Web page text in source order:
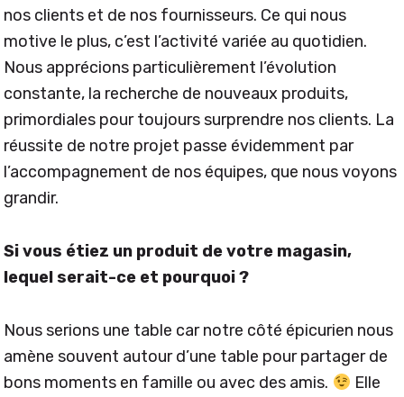
nos clients et de nos fournisseurs. Ce qui nous
motive le plus, c’est l’activité variée au quotidien.
Nous apprécions particulièrement l’évolution
constante, la recherche de nouveaux produits,
primordiales pour toujours surprendre nos clients. La
réussite de notre projet passe évidemment par
l’accompagnement de nos équipes, que nous voyons
grandir.
Si vous étiez un produit de votre magasin,
lequel serait-ce et pourquoi ?
Nous serions une table car notre côté épicurien nous
amène souvent autour d’une table pour partager de
bons moments en famille ou avec des amis.
Elle